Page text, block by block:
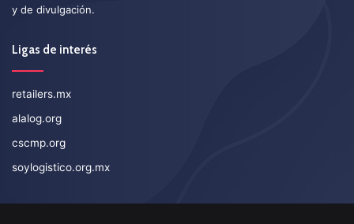
y de divulgación.
Ligas de interés
retailers.mx
alalog.org
cscmp.org
soylogistico.org.mx